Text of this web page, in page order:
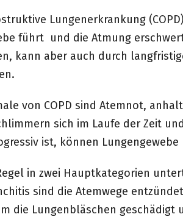
Lungenerkrankung
führt und die Atmung
kann aber auch durch
von COPD sind Atemnot,
sich im Laufe der Zeit
ist, können
in zwei Hauptkategorien
sind die Atemwege
die Lungenbläschen